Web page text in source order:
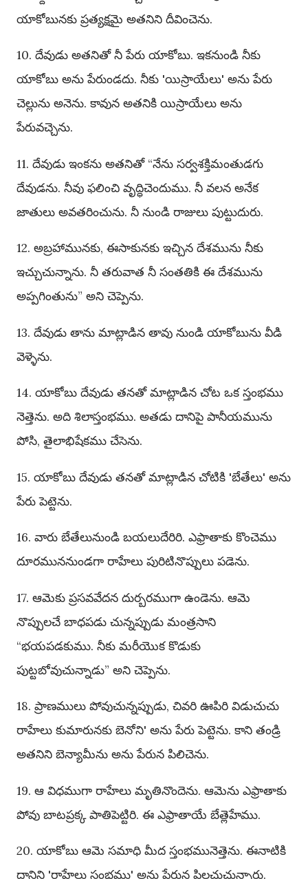
యాకోబునకు ప్రత్యక్షమై అతనిని దీవించెను.
10. దేవుడు అతనితో నీ పేరు యాకోబు. ఇకనుండి నీకు
యాకోబు అను పేరుండదు. నీకు 'యిస్రాయేలు' అను పేరు
చెల్లును అనెను. కావున అతనికి యిస్రాయేలు అను
పేరువచ్చెను.
11. దేవుడు ఇంకను అతనితో “నేను సర్వశక్తిమంతుడగు
దేవుడను. నీవు ఫలించి వృద్ధిచెందుము. నీ వలన అనేక
జాతులు అవతరించును. నీ నుండి రాజులు పుట్టుదురు.
12. అబ్రహామునకు, ఈసాకునకు ఇచ్చిన దేశమును నీకు
ఇచ్చుచున్నాను. నీ తరువాత నీ సంతతికి ఈ దేశమును
అప్పగింతును” అని చెప్పెను.
13. దేవుడు తాను మాట్లాడిన తావు నుండి యాకోబును వీడి
వెళ్ళెను.
14. యాకోబు దేవుడు తనతో మాట్లాడిన చోట ఒక స్తంభము
నెత్తెను. అది శిలాస్తంభము. అతడు దానిపై పానీయమును
పోసి, తైలాభిషేకము చేసెను.
15. యాకోబు దేవుడు తనతో మాట్లాడిన చోటికి 'బేతేలు' అను
పేరు పెట్టెను.
16. వారు బేతేలునుండి బయలుదేరిరి. ఎఫ్రాతాకు కొంచెము
దూరముననుండగా రాహేలు పురిటినొప్పులు పడెను.
17. ఆమెకు ప్రసవవేదన దుర్బరముగా ఉండెను. ఆమె
నొప్పులచే బాధపడు చున్నప్పుడు మంత్రసాని
“భయపడకుము. నీకు మరీయొక కొడుకు
పుట్టబోవుచున్నాడు” అని చెప్పెను.
18. ప్రాణములు పోవుచున్నప్పుడు, చివరి ఊపిరి విడుచుచు
రాహేలు కుమారునకు బెనోని' అను పేరు పెట్టెను. కాని తండ్రి
అతనిని బెన్యామీను అను పేరున పిలిచెను.
19. ఆ విధముగా రాహేలు మృతినొందెను. ఆమెను ఎఫ్రాతాకు
పోవు బాటప్రక్క పాతిపెట్టిరి. ఈ ఎఫ్రాతాయే బేత్లెహేము.
20. యాకోబు ఆమె సమాధి మీద స్తంభమునెత్తెను. ఈనాటికి
దానిని 'రాహేలు స్తంభము' అను పేరున పిలచుచున్నారు.